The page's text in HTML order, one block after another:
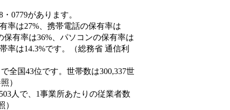
0779があります。
率は27%、携帯電話の保有率は
有率は36%、パソコンの保有率は
率は14.3%です。（総務省 通信利
全国43位です。世帯数は300,337世
）
人で、1事業所あたりの従業者数
）